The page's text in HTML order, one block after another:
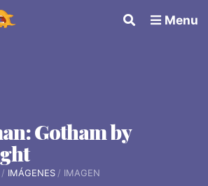
Menu
Gotham by
IMÁGENES IMAGEN